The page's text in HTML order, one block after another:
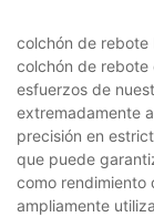
colchón de rebote
colchón de rebote
esfuerzos de
extremadamente
precisión en
que puede
como rendimiento
ampliamente